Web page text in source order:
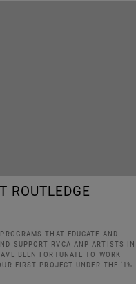
ROUTLEDGE
THAT EDUCATE AND
SUPPORT RVCA ANP ARTISTS IN
BEEN FORTUNATE TO WORK
FIRST PROJECT UNDER THE ‘1%